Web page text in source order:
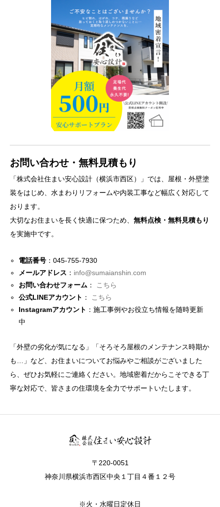
お問い合わせ・無料見積もり
「株式会社住まい安心設計（横浜市西区）」では、屋根・外壁塗
装をはじめ、水まわりリフォームや内装工事など幅広く対応して
おります。
大切なお住まいを長く快適に保つため、 無料点検・無料見積もり
を実施中です。
電話番号 ：045-755-7930
メールアドレス ： info@sumaianshin.com
お問い合わせフォーム ：
こちら
公式LINEアカウント ：
こちら
Instagramアカウント ：施工事例やお役立ち情報を随時更新
中
「外壁の劣化が気になる」「そろそろ屋根のメンテナンス時期か
も…」など、お住まいについてお悩みやご相談がございました
ら、ぜひお気軽にご連絡ください。地域密着だからこそできる丁
寧な対応で、皆さまの住環境を全力でサポートいたします。
〒220-0051
神奈川県横浜市西区中央１丁目４番１２号
※火・水曜日定休日